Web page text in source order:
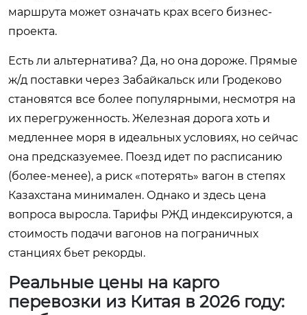
маршрута может означать крах всего бизнес-
проекта.
Есть ли альтернатива? Да, но она дороже. Прямые
ж/д поставки через Забайкальск или Гродеково
становятся все более популярными, несмотря на
их перегруженность. Железная дорога хоть и
медленнее моря в идеальных условиях, но сейчас
она предсказуемее. Поезд идет по расписанию
(более-менее), а риск «потерять» вагон в степях
Казахстана минимален. Однако и здесь цена
вопроса выросла. Тарифы РЖД индексируются, а
стоимость подачи вагонов на пограничных
станциях бьет рекорды.
Реальные цены на карго
перевозки из Китая в 2026 году: